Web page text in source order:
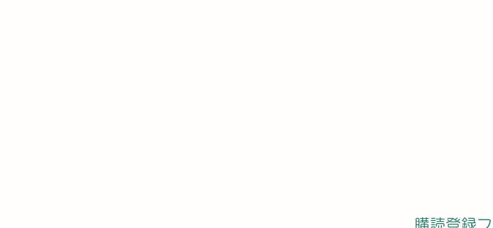
購読登録